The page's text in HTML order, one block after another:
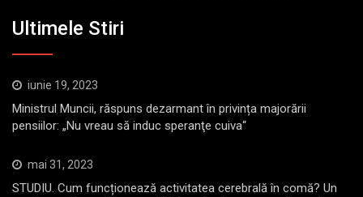
Ultimele Stiri
iunie 19, 2023
Ministrul Muncii, răspuns dezarmant în privința majorării
pensiilor: „Nu vreau să induc speranţe cuiva“
mai 31, 2023
STUDIU. Cum funcționează activitatea cerebrală în comă? Un